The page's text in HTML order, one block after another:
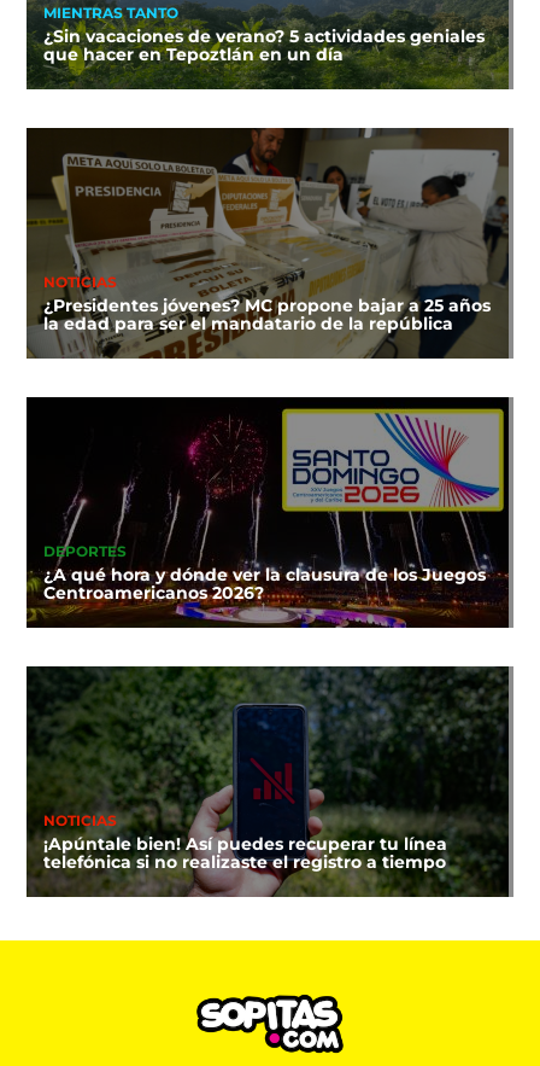
MIENTRAS TANTO
¿Sin vacaciones de verano? 5 actividades geniales
que hacer en Tepoztlán en un día
NOTICIAS
¿Presidentes jóvenes? MC propone bajar a 25 años
la edad para ser el mandatario de la república
DEPORTES
¿A qué hora y dónde ver la clausura de los Juegos
Centroamericanos 2026?
NOTICIAS
¡Apúntale bien! Así puedes recuperar tu línea
telefónica si no realizaste el registro a tiempo